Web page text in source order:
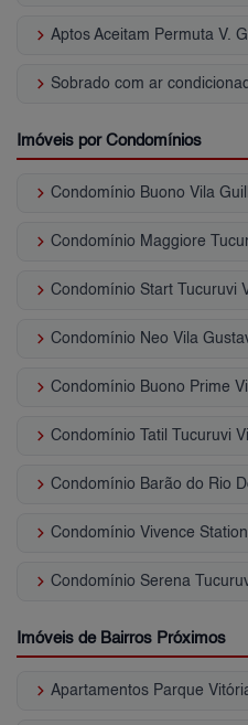
keyboard_arrow_right Aptos Aceitam Permuta V.
keyboard_arrow_right
Imóveis por Condomínios
keyboard_arrow_right Condomínio Buono Vila
keyboard_arrow_right Condomínio Maggiore
keyboard_arrow_right Condomínio Start Tucuruvi
keyboard_arrow_right Condomínio Neo Vila
keyboard_arrow_right Condomínio Buono Prime
keyboard_arrow_right Condomínio Tatil Tucuruvi
keyboard_arrow_right Condomínio Barão do Rio
keyboard_arrow_right Condomínio Vivence
keyboard_arrow_right Condomínio Serena
Imóveis de Bairros Próximos
keyboard_arrow_right Apartamentos Parque